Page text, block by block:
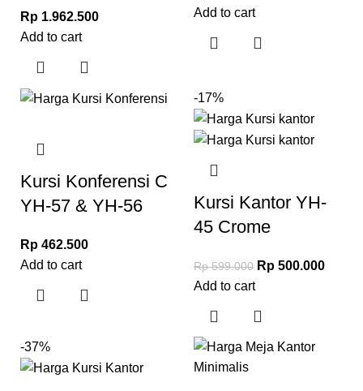
Rp 1.962.500
Add to cart
Add to cart
Kursi Konferensi C
YH-57 & YH-56
Rp 462.500
Add to cart
-17%
Kursi Kantor YH-
45 Crome
Rp599.000 Rp 500.000
Add to cart
-37%